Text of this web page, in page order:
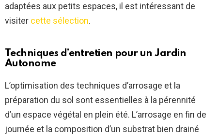
adaptées aux petits espaces, il est intéressant de
visiter cette sélection.
Techniques d’entretien pour un Jardin
Autonome
L’optimisation des techniques d’arrosage et la
préparation du sol sont essentielles à la pérennité
d’un espace végétal en plein été. L’arrosage en fin de
journée et la composition d’un substrat bien drainé